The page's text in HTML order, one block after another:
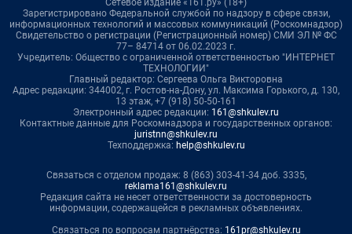
Зарегистрировано Федеральной службой по надзору в сфере связи,
информационных технологий и массовых коммуникаций (Роскомнадзор)
Свидетельство о регистрации (Регистрационный номер) СМИ ЭЛ № ФС
77– 84714 от 06.02.2023 г.
Учредитель: Общество с ограниченной ответственностью "ИНТЕРНЕТ
ТЕХНОЛОГИИ"
Главный редактор: Сергеева Ольга Викторовна
Адрес редакции: 344002, г. Ростов-на-Дону, ул. Максима Горького, д. 130,
13 этаж, +7 (918) 50-50-161
Электронный адрес редакции: 161@shkulev.ru
Контактные данные для Роскомнадзора и государственных органов:
juristnn@shkulev.ru
Техподдержка: help@shkulev.ru
Связаться с отделом продаж: 8 (863) 303-41-34 доб. 3335,
reklama161@shkulev.ru
Редакция сайта не несет ответственности за достоверность
информации, содержащейся в рекламных объявлениях.
Связаться по вопросам партнёрства: 161pr@shkulev.ru